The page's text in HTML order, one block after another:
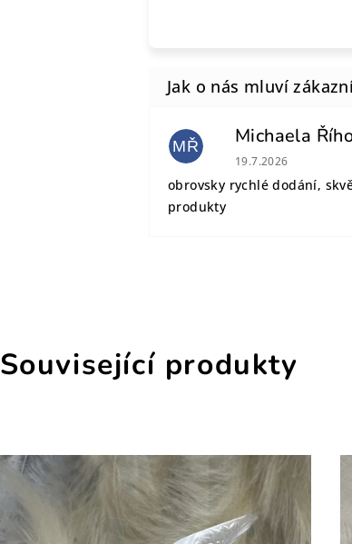
MŘ Michaela
Hodnocení
19.7.2026
obrovsky rychlé dodání,
produkty
Související produkty